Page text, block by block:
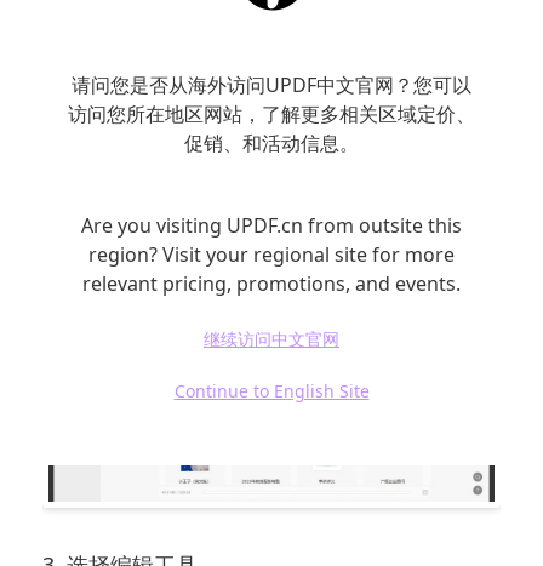
请问您是否从海外访问UPDF中文官网？您可以
访问您所在地区网站，了解更多相关区域定价、
促销、和活动信息。
Are you visiting UPDF.cn from outsite this
region? Visit your regional site for more
relevant pricing, promotions, and events.
继续访问中文官网
Continue to English Site
点击“打开文件”按钮，浏览电脑文件夹，将需要